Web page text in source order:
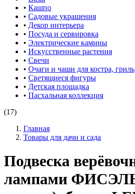
• Кашпо
• Садовые украшения
• Декор интерьера
• Посуда и сервировка
• Электрические камины
• Искусственные растения
• Свечи
• Очаги и чаши для костра,
• Светящиеся фигуры
• Детская площадка
• Пасхальная коллекция
(17)
Главная
Товары для дачи и сада
Подвеска
лампами